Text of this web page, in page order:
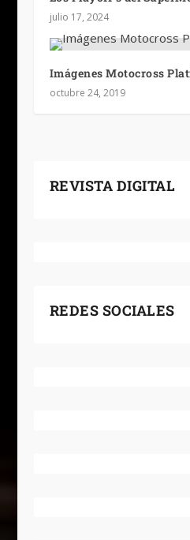
julio 17, 2024
Imágenes Motocross
octubre 24, 2019
REVISTA DIGITAL
REDES SOCIALES